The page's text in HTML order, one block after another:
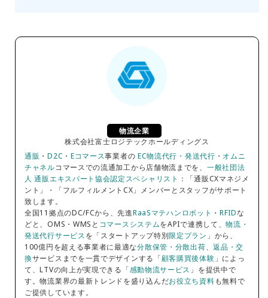
物流企業
株式会社富士ロジテックホールディングス
通販 ・D2C ・ Eコマース事業者の EC物流代行・発送代行 ・ オムニ
チャネルコマースでの流通加工から店舗物流までを、 一般社団法
人 通販エキスパート協会認定スペシャリスト ：「通販CXマネジメ
ント」・「フルフィルメントCX」メンバーとスタッフがサポート
致します。
全国11拠点のDC/FCから、先進RaaSマテハンロボット ・RFIDな
どと、OMS・WMSと コマースシステムをAPIで連携して、物流・
発送代行サービスを「スタートアップ特別限定プラン 」から、
100億円を超える事業者に最適な分散保管・分散出荷、返品・交
換サービスまでを一貫でデザインする「顧客購買後体験 」によっ
て、LTVの向上が実現できる「感動物流サービス 」を提供中で
す。物流業界の最新トレンドを盛り込んだお役立ち資料も無料で
ご提供しています。